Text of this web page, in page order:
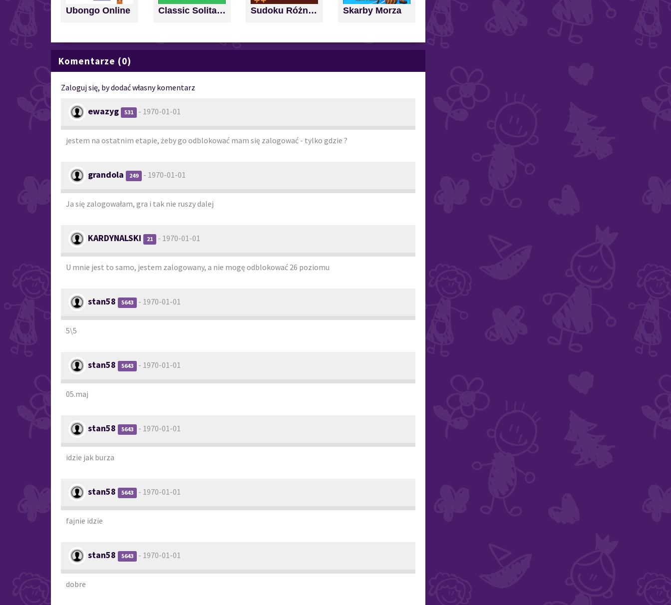
Ubongo Online Classic Solitaire: Time and Score Sudoku Różne Poziomy Skarby Morza
Komentarze (0)
Zaloguj się, by dodać własny komentarz
ewazyg 531 - 1970-01-01
jestem na ostatnim etapie, żeby go odblokować mam się zalogować - tylko gdzie ?
grandola 249 - 1970-01-01
Ja się zalogowałam, gra i tak nie ruszy dalej
KARDYNALSKI 21 - 1970-01-01
U mnie jest to samo, jestem zalogowany, a nie mogę odblokować 26 poziomu
stan58 5643 - 1970-01-01
5\5
stan58 5643 - 1970-01-01
05.maj
stan58 5643 - 1970-01-01
idzie jak burza
stan58 5643 - 1970-01-01
fajnie idzie
stan58 5643 - 1970-01-01
dobre